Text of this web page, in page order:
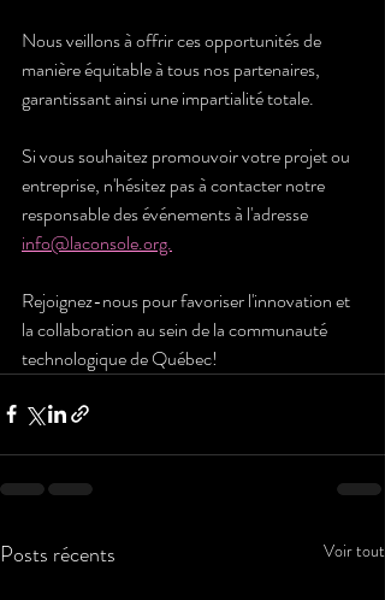
Nous veillons à offrir ces opportunités de
manière équitable à tous nos partenaires,
garantissant ainsi une impartialité totale.
Si vous souhaitez promouvoir votre projet ou
entreprise, n'hésitez pas à contacter notre
responsable des événements à l'adresse
info@laconsole.org.
Rejoignez-nous pour favoriser l'innovation et
la collaboration au sein de la communauté
technologique de Québec!
Posts récents Voir tout